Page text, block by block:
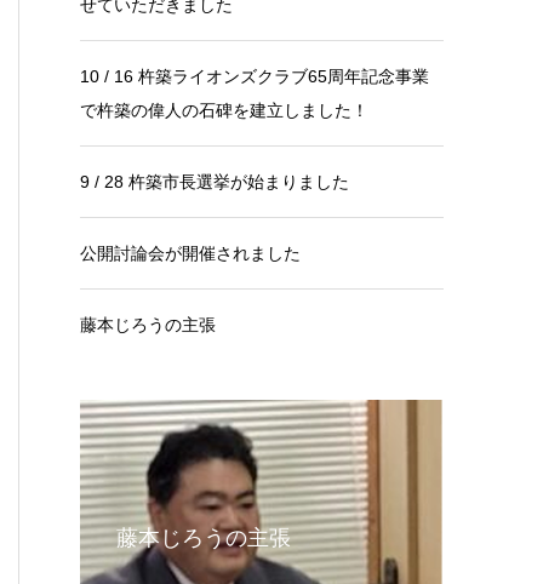
せていただきました
10 / 16 杵築ライオンズクラブ65周年記念事業
で杵築の偉人の石碑を建立しました！
9 / 28 杵築市長選挙が始まりました
公開討論会が開催されました
藤本じろうの主張
藤本じろうの主張